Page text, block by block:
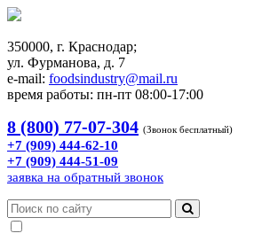
350000, г. Краснодар;
ул. Фурманова, д. 7
e-mail: foodsindustry@mail.ru
время работы: пн-пт 08:00-17:00
8 (800) 77-07-304 (Звонок бесплатный)
+7 (909) 444-62-10
+7 (909) 444-51-09
заявка на обратный звонок